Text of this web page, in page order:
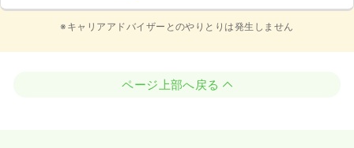
※キャリアアドバイザーとのやりとりは発生しません
ページ上部へ戻る